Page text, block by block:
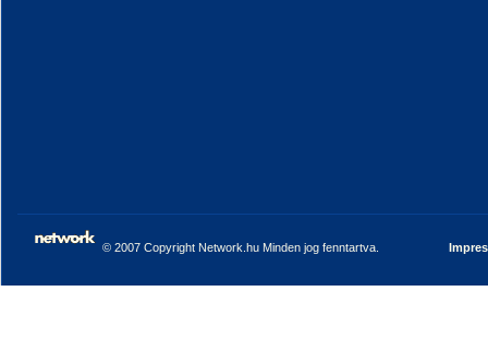
© 2007 Copyright Network.hu Minden jog fenntartva.